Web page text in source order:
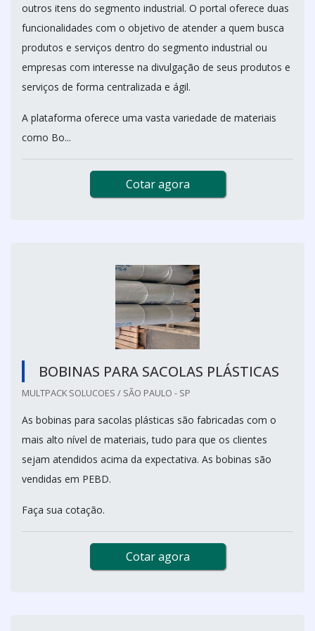
outros itens do segmento industrial. O portal oferece duas
funcionalidades com o objetivo de atender a quem busca
produtos e serviços dentro do segmento industrial ou
empresas com interesse na divulgação de seus produtos e
serviços de forma centralizada e ágil.
A plataforma oferece uma vasta variedade de materiais
como Bo...
Cotar agora
BOBINAS PARA SACOLAS PLÁSTICAS
MULTPACK SOLUCOES / SÃO PAULO - SP
As bobinas para sacolas plásticas são fabricadas com o
mais alto nível de materiais, tudo para que os clientes
sejam atendidos acima da expectativa. As bobinas são
vendidas em PEBD.
Faça sua cotação.
Cotar agora